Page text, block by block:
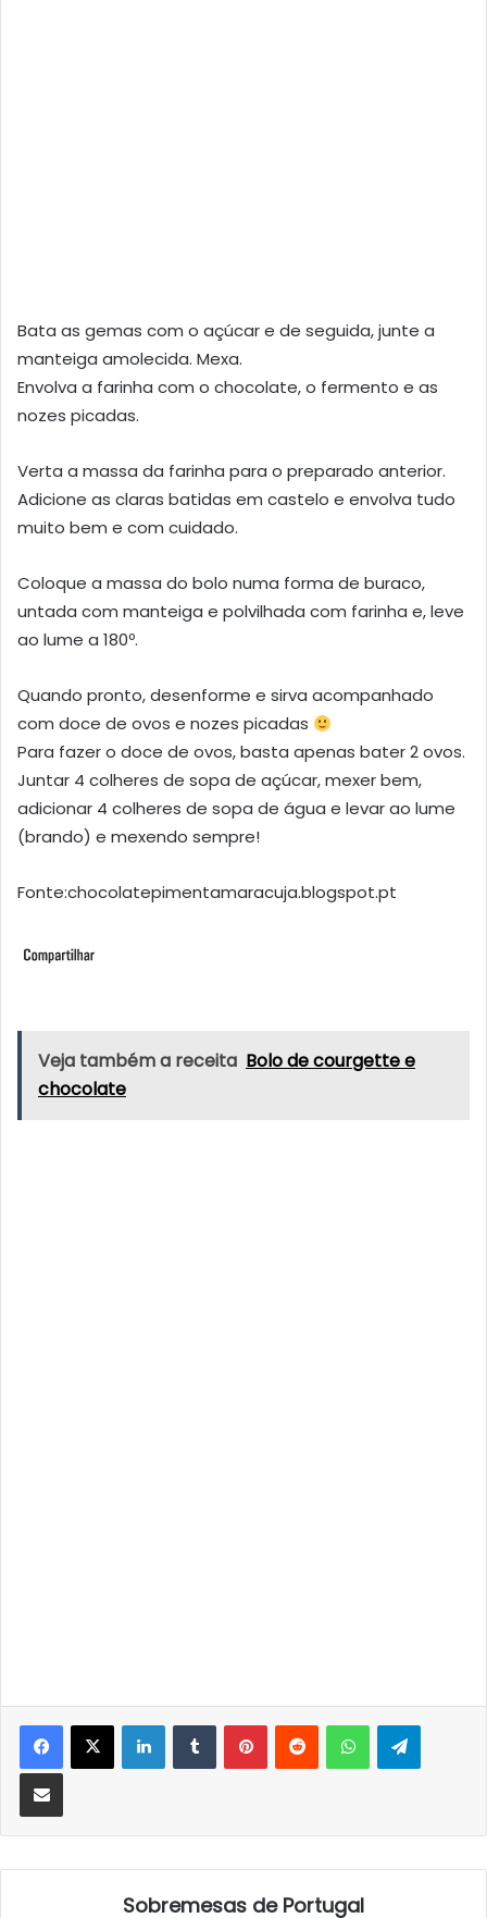
Bata as gemas com o açúcar e de seguida, junte a
manteiga amolecida. Mexa.
Envolva a farinha com o chocolate, o fermento e as
nozes picadas.
Verta a massa da farinha para o preparado anterior.
Adicione as claras batidas em castelo e envolva tudo
muito bem e com cuidado.
Coloque a massa do bolo numa forma de buraco,
untada com manteiga e polvilhada com farinha e, leve
ao lume a 180º.
Quando pronto, desenforme e sirva acompanhado
com doce de ovos e nozes picadas
Para fazer o doce de ovos, basta apenas bater 2 ovos.
Juntar 4 colheres de sopa de açúcar, mexer bem,
adicionar 4 colheres de sopa de água e levar ao lume
(brando) e mexendo sempre!
Fonte:chocolatepimentamaracuja.blogspot.pt
Veja também a receita Bolo de courgette e
chocolate
LinkedInTumblrPinterestReddit WhatsApp
Partilhar Via Email
Sobremesas de Portugal